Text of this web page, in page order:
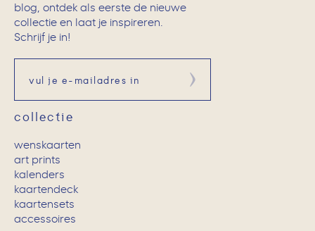
blog, ontdek als eerste de nieuwe
collectie en laat je inspireren.
Schrijf je in!
Aanmelden
collectie
wenskaarten
art prints
kalenders
kaartendeck
kaartensets
accessoires